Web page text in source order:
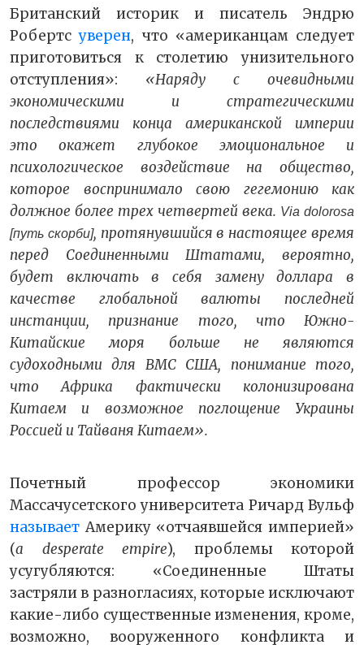
Британский историк и писатель Эндрю
Робертсуверен, что «американцам следует
приготовиться к столетию унизительного
отступления»: «Наряду с очевидными
экономическими и стратегическими
последствиями конца американской империи
это окажет глубокое эмоциональное и
психологическое воздействие на общество,
которое воспринимало свою гегемонию как
должное более трех четвертей века. Via dolorosa
[путь скорби], протянувшийся в настоящее время
перед Соединенными Штатами, вероятно,
будет включать в себя замену доллара в
качестве глобальной валюты последней
инстанции, признание того, что Южно-
Китайские моря больше не являются
судоходными для ВМС США, понимание того,
что Африка фактически колонизирована
Китаем и возможное поглощение Украины
Россией и Тайваня Китаем».
Почетный профессор экономики
Массачусетского университета Ричард Вульф
называет Америку «отчаявшейся империей»
(a desperate empire), проблемы которой
усугубляются: «Соединенные Штаты
застряли в разногласиях, которые исключают
какие-либо существенные изменения, кроме,
возможно, вооруженного конфликта и